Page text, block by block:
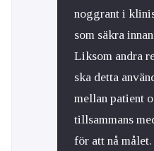
noggrant i
som säkra
Liksom andra
ska detta
mellan patient
tillsammans
för att nå målet.